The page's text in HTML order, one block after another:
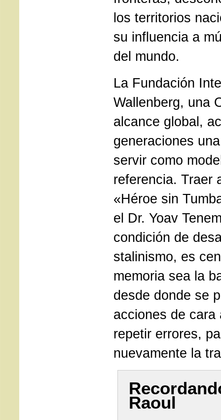
los territorios
su influencia a
del mundo.
La Fundación
Wallenberg, una
alcance global,
generaciones
servir como
referencia. Traer
«Héroe sin
el Dr. Yoav
condición de
stalinismo, es
memoria sea la
desde donde se
acciones de
repetir errores,
nuevamente la
Raoul